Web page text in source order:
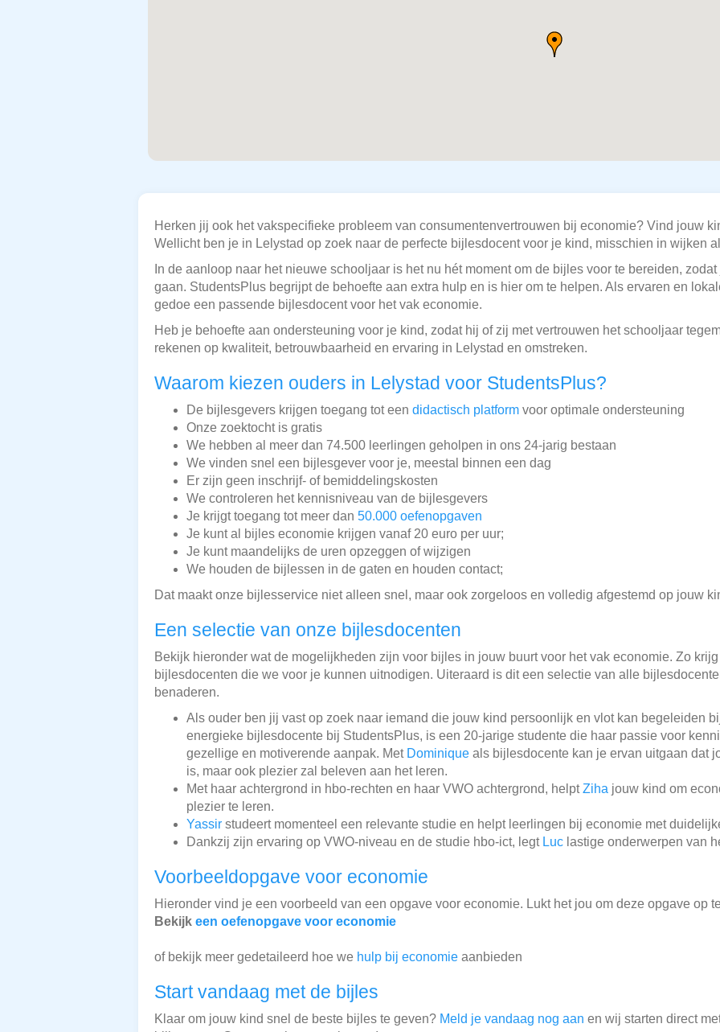
Herken jij ook het vakspecifieke probleem van consumentenvertrouwen bij economie? Vind jouw
Wellicht ben je in Lelystad op zoek naar de perfecte bijlesdocent voor je kind, misschien in wijken
In de aanloop naar het nieuwe schooljaar is het nu hét moment om de bijles voor te bereiden,
gaan. StudentsPlus begrijpt de behoefte aan extra hulp en is hier om te helpen. Als ervaren en
gedoe een passende bijlesdocent voor het vak economie.
Heb je behoefte aan ondersteuning voor je kind, zodat hij of zij met vertrouwen het schooljaar
rekenen op kwaliteit, betrouwbaarheid en ervaring in Lelystad en omstreken.
Waarom kiezen ouders in Lelystad voor StudentsPlus?
De bijlesgevers krijgen toegang tot een didactisch platform voor optimale ondersteuning
Onze zoektocht is gratis
We hebben al meer dan 74.500 leerlingen geholpen in ons 24-jarig bestaan
We vinden snel een bijlesgever voor je, meestal binnen een dag
Er zijn geen inschrijf- of bemiddelingskosten
We controleren het kennisniveau van de bijlesgevers
Je krijgt toegang tot meer dan 50.000 oefenopgaven
Je kunt al bijles economie krijgen vanaf 20 euro per uur;
Je kunt maandelijks de uren opzeggen of wijzigen
We houden de bijlessen in de gaten en houden contact;
Dat maakt onze bijlesservice niet alleen snel, maar ook zorgeloos en volledig afgestemd op jouw
Een selectie van onze bijlesdocenten
Bekijk hieronder wat de mogelijkheden zijn voor bijles in jouw buurt voor het vak economie. Zo
bijlesdocenten die we voor je kunnen uitnodigen. Uiteraard is dit een selectie van alle
benaderen.
Als ouder ben jij vast op zoek naar iemand die jouw kind persoonlijk en vlot kan begeleiden
energieke bijlesdocente bij StudentsPlus, is een 20-jarige studente die haar passie voor
gezellige en motiverende aanpak. Met Dominique als bijlesdocente kan je ervan uitgaan dat
is, maar ook plezier zal beleven aan het leren.
Met haar achtergrond in hbo-rechten en haar VWO achtergrond, helptZiha jouw kind om
plezier te leren.
Yassir studeert momenteel een relevante studie en helpt leerlingen bij economie met
Dankzij zijn ervaring op VWO-niveau en de studie hbo-ict, legt Luc lastige onderwerpen van
Voorbeeldopgave voor economie
Hieronder vind je een voorbeeld van een opgave voor economie. Lukt het jou om deze opgave op
Bekijk een oefenopgave voor economie
of bekijk meer gedetaileerd hoe we hulp bij economie aanbieden
Start vandaag met de bijles
Klaar om jouw kind snel de beste bijles te geven? Meld je vandaag nog aan en wij starten direct